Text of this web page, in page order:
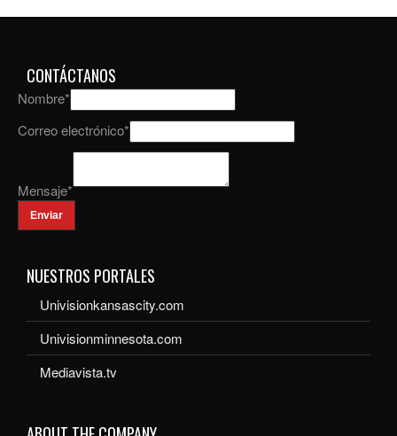
CONTÁCTANOS
Nombre*
Correo electrónico*
Mensaje*
Enviar
NUESTROS PORTALES
Univisionkansascity.com
Univisionminnesota.com
Mediavista.tv